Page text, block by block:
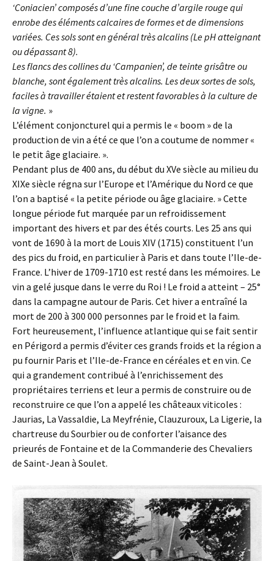
‘Coniacien’ composés d’une fine couche d’argile rouge qui
enrobe des éléments calcaires de formes et de dimensions
variées. Ces sols sont en général très alcalins (Le pH atteignant
ou dépassant 8).
Les flancs des collines du ‘Campanien’, de teinte grisâtre ou
blanche, sont également très alcalins. Les deux sortes de sols,
faciles à travailler étaient et restent favorables à la culture de
la vigne. »
L’élément conjoncturel qui a permis le « boom » de la
production de vin a été ce que l’on a coutume de nommer «
le petit âge glaciaire. ».
Pendant plus de 400 ans, du début du XVe siècle au milieu du
XIXe siècle régna sur l’Europe et l’Amérique du Nord ce que
l’on a baptisé « la petite période ou âge glaciaire. » Cette
longue période fut marquée par un refroidissement
important des hivers et par des étés courts. Les 25 ans qui
vont de 1690 à la mort de Louis XIV (1715) constituent l’un
des pics du froid, en particulier à Paris et dans toute l’Ile-de-
France. L’hiver de 1709-1710 est resté dans les mémoires. Le
vin a gelé jusque dans le verre du Roi ! Le froid a atteint – 25°
dans la campagne autour de Paris. Cet hiver a entraîné la
mort de 200 à 300 000 personnes par le froid et la faim.
Fort heureusement, l’influence atlantique qui se fait sentir
en Périgord a permis d’éviter ces grands froids et la région a
pu fournir Paris et l’Ile-de-France en céréales et en vin. Ce
qui a grandement contribué à l’enrichissement des
propriétaires terriens et leur a permis de construire ou de
reconstruire ce que l’on a appelé les châteaux viticoles :
Jaurias, La Vassaldie, La Meyfrénie, Clauzuroux, La Ligerie, la
chartreuse du Sourbier ou de conforter l’aisance des
prieurés de Fontaine et de la Commanderie des Chevaliers
de Saint-Jean à Soulet.